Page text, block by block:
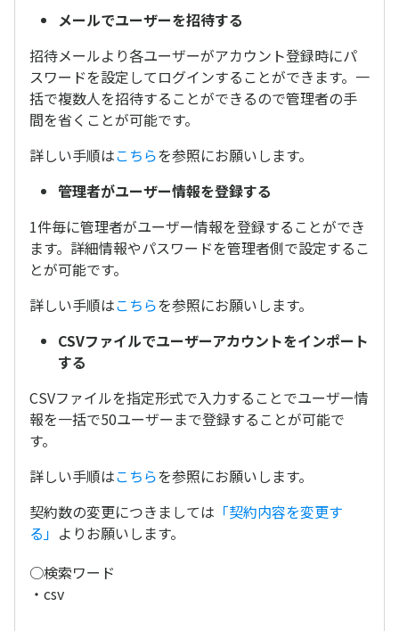
メールでユーザーを招待する
招待メールより各ユーザーがアカウント登録時にパ
スワードを設定してログインすることができます。一
括で複数人を招待することができるので管理者の手
間を省くことが可能です。
詳しい手順はこちらを参照にお願いします。
管理者がユーザー情報を登録する
1件毎に管理者がユーザー情報を登録することができ
ます。詳細情報やパスワードを管理者側で設定するこ
とが可能です。
詳しい手順はこちらを参照にお願いします。
CSVファイルでユーザーアカウントをインポート
する
CSVファイルを指定形式で入力することでユーザー情
報を一括で50ユーザーまで登録することが可能で
す。
詳しい手順はこちらを参照にお願いします。
契約数の変更につきましては 「契約内容を変更す
る」 よりお願いします。
○検索ワード
・csv